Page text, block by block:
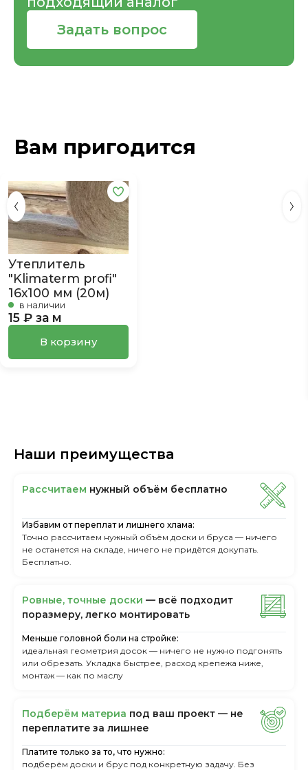
Задать вопрос
Вам пригодится
Утеплитель
"Klimaterm profi"
16х100 мм (20м)
в наличии
15 ₽ за м
В корзину
Наши преимущества
Рассчитаем нужный объём бесплатно
Избавим от переплат и лишнего хлама:
Точно рассчитаем нужный объём доски и бруса — ничего
не останется на складе, ничего не придётся докупать.
Бесплатно.
Ровные, точные доски — всё подходит
поразмеру, легкo монтировать
Меньше головной боли на стройке:
идеальная геометрия досок — ничего не нужно подгонять
или обрезать. Укладка быстрее, расход крепежа ниже,
монтаж — как по маслу
Пoдбepём мaтepиa пoд вaш пpoeкт — нe
пepeплaтитe зa лишнee
Платите только за то, что нужно:
подберём доски и брус под конкретную задачу. Без